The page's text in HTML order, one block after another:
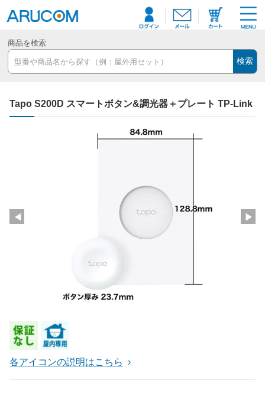
商品を検索
検索
Tapo S200D スマートボタン&調光器＋プレート TP-Link
◀ ▶
各アイコンの説明はこちら